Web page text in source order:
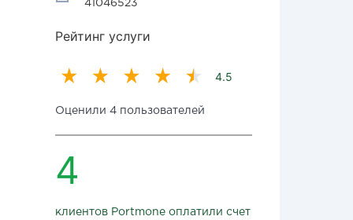
41046523
Рейтинг услуги
4.5
Оценили 4 пользователей
4
клиентов Portmone оплатили счет